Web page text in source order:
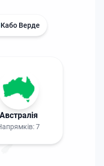
Кабо Верде
Австралія
7